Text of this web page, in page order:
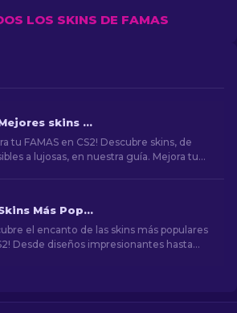
LOS SKINS DE FAMAS
Las Mejores skins para FAMAS en CS2 [2026]
tu FAMAS en CS2! Descubre skins, de
a lujosas, en nuestra guía. Mejora tu
Las Skins Más Populares en CS2
el encanto de las skins más populares
Desde diseños impresionantes hasta